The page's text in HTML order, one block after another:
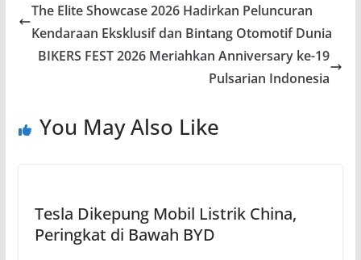
The Elite Showcase 2026 Hadirkan Peluncuran
Kendaraan Eksklusif dan Bintang Otomotif Dunia
BIKERS FEST 2026 Meriahkan Anniversary ke-19
Pulsarian Indonesia
You May Also Like
Tesla Dikepung Mobil Listrik China,
Peringkat di Bawah BYD